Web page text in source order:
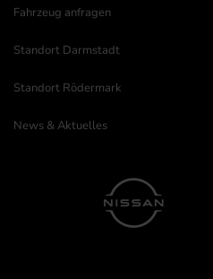
Fahrzeug anfragen
Standort Darmstadt
Standort Rödermark
News & Aktuelles